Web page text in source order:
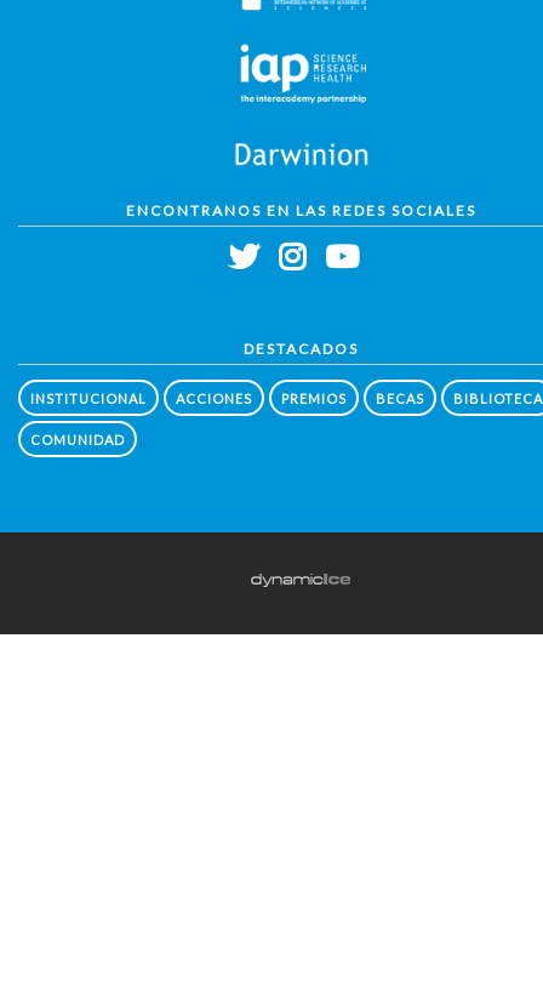
ENCONTRANOS EN LAS REDES SOCIALES
DESTACADOS
INSTITUCIONAL ACCIONES PREMIOS BECAS BIBLIOTECA
COMUNIDAD